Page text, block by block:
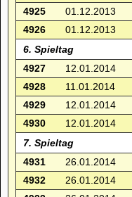
4925
01.12.2013
4926
01.12.2013
6. Spieltag
4927
12.01.2014
4928
11.01.2014
4929
12.01.2014
4930
12.01.2014
7. Spieltag
4931
26.01.2014
4932
26.01.2014